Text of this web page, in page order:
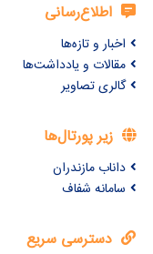
اطلاع‌رسانی
اخبار و تازه‌ها
مقالات و یادداشت‌ها
گالری تصاویر
زیر پورتال‌ها
داناب مازندران
سامانه شفاف
دسترسی سریع